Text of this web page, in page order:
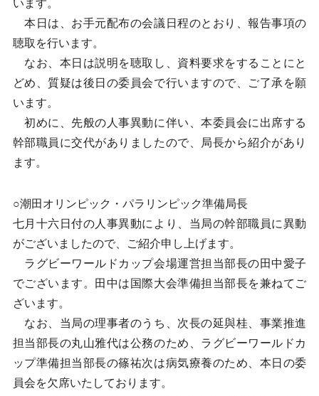
います。
本日は、お手元配布の会議日程のとおり、報告事項の
聴取を行います。
なお、本日は説明を聴取し、資料要求をすることにと
どめ、質疑は後日の委員会で行いますので、ご了承を願
います。
初めに、先般の人事異動に伴い、本委員会に出席する
幹部職員に交代がありましたので、局長から紹介があり
ます。
○潮田オリンピック・パラリンピック準備局長
七月十六日付の人事異動により、当局の幹部職員に異動
がございましたので、ご紹介申し上げます。
ラグビーワールドカップ会場運営担当部長の田中愛子
でございます。田中は国際大会準備担当部長を兼ねてご
ざいます。
なお、当局の理事者のうち、次長の延與桂、事業推進
担当部長の丸山雅代は公務のため、ラグビーワールドカ
ップ準備担当部長の篠祐次は病気療養のため、本日の委
員会を欠席いたしております。